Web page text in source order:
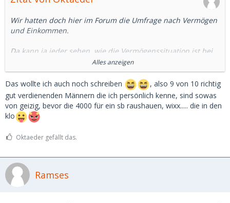
Wir hatten doch hier im Forum die Umfrage nach Vermögen
und Einkommen.
Da kann ja jeder sehen, wie die Vermögenssituation ist bei
Und 4.000 Euro für ein SB, das sind immer noch ca 8.000
brutto-Gehalt. Das muss man erstmal übrig haben.
Und viele sehr Reiche, die ich kenne, sind eher geizig oder
kniepig, was das Geldausgeben angeht.
Nicht umsonst kommt ja der Spruch: wenn du sparen
Alles anzeigen
Das wollte ich auch noch schreiben
, also 9 von 10 richtig
gut verdienenden Männern die ich persönlich kenne, sind sowas
von geizig, bevor die 4000 für ein sb raushauen, wixx..... die in den
klo
Oktaeder gefällt das.
Ramses